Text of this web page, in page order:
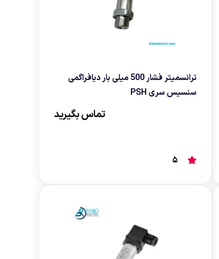
ترانسمیتر فشار 500 میلی بار دیافراگمی
سنسیس سری PSH
تماس بگیرید
5